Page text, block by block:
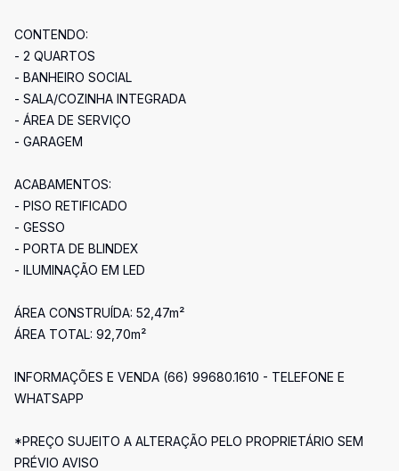
CONTENDO:
- 2 QUARTOS
- BANHEIRO SOCIAL
- SALA/COZINHA INTEGRADA
- ÁREA DE SERVIÇO
- GARAGEM
ACABAMENTOS:
- PISO RETIFICADO
- GESSO
- PORTA DE BLINDEX
- ILUMINAÇÃO EM LED
ÁREA CONSTRUÍDA: 52,47m²
ÁREA TOTAL: 92,70m²
INFORMAÇÕES E VENDA (66) 99680.1610 - TELEFONE E
WHATSAPP
*PREÇO SUJEITO A ALTERAÇÃO PELO PROPRIETÁRIO SEM
PRÉVIO AVISO